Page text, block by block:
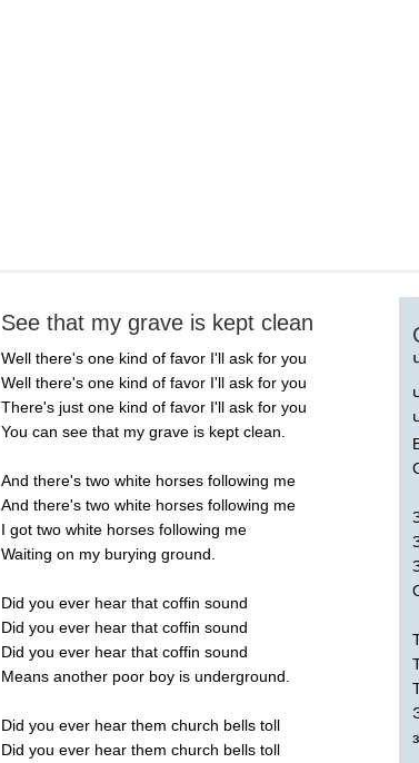
See that my grave is kept clean
Well there's one kind of favor I'll ask for you
Well there's one kind of favor I'll ask for you
There's just one kind of favor I'll ask for you
You can see that my grave is kept clean
And there's two white horses following me
And there's two white horses following me
I got two white horses following me
Waiting on my burying ground
Did you ever hear that coffin sound
Did you ever hear that coffin sound
Did you ever hear that coffin sound
Means another poor boy is underground
Did you ever hear them church bells toll
Did you ever hear them church bells toll